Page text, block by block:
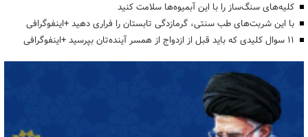
کلیه‌های سنگ‌ساز را با این آبمیوه‌ها سلامت کنید
با این شربت‌های طب سنتی، گرمازدگی تابستان را فراری دهید +اینفوگرافی
۱۱ سوال کلیدی که باید قبل از ازدواج از همسر آینده‌تان بپرسید +اینفوگرافی